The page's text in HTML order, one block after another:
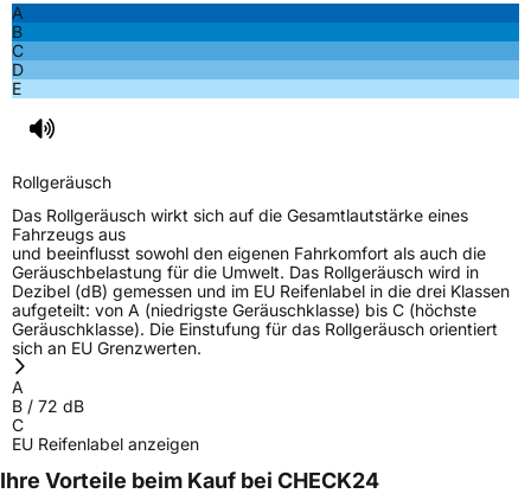
A
B
C
D
E
Rollgeräusch
Das Rollgeräusch wirkt sich auf die Gesamtlautstärke eines
Fahrzeugs aus
und beeinflusst sowohl den eigenen Fahrkomfort als auch die
Geräuschbelastung für die Umwelt. Das Rollgeräusch wird in
Dezibel (dB) gemessen und im EU Reifenlabel in die drei Klassen
aufgeteilt: von A (niedrigste Geräuschklasse) bis C (höchste
Geräuschklasse). Die Einstufung für das Rollgeräusch orientiert
sich an EU Grenzwerten.
A
B / 72 dB
C
EU Reifenlabel anzeigen
Ihre Vorteile beim Kauf bei CHECK24